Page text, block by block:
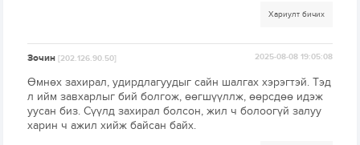
Хариулт бичих
Зочин[202.126.90.50] 2025-08-08 19:05:08
Өмнөх захирал, удирдлагуудыг сайн шалгах хэрэгтэй. Тэд
л ийм завхарлыг бий болгож, өөгшүүллж, өөрсдөө идэж
уусан биз. Сүүлд захирал болсон, жил ч болоогүй залуу
харин ч ажил хийж байсан байх.